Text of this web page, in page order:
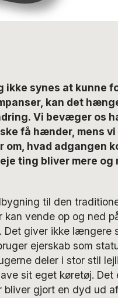
ikke synes at kunne
kan det
Vi bevæger os
få hænder, mens vi
hvad adgangen
ting bliver mere
til den
kan vende op og ned
giver ikke længere
ejerskab som
deler i stor stil
sit eget køretøj.
gjort en dyd ud